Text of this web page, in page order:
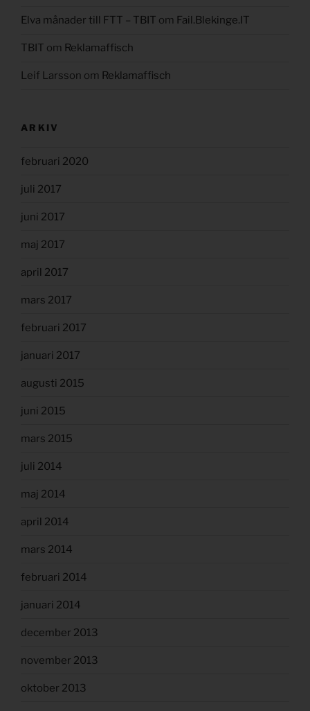
Elva månader till FTT – TBIT om Fail.Blekinge.IT
TBIT om Reklamaffisch
Leif Larsson om Reklamaffisch
ARKIV
februari 2020
juli 2017
juni 2017
maj 2017
april 2017
mars 2017
februari 2017
januari 2017
augusti 2015
juni 2015
mars 2015
juli 2014
maj 2014
april 2014
mars 2014
februari 2014
januari 2014
december 2013
november 2013
oktober 2013